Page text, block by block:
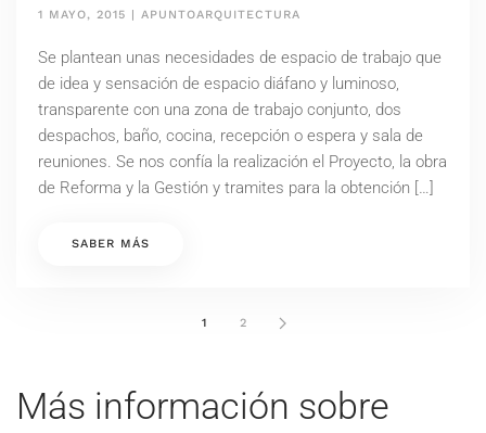
1 MAYO, 2015 | APUNTOARQUITECTURA
Se plantean unas necesidades de espacio de trabajo que
de idea y sensación de espacio diáfano y luminoso,
transparente con una zona de trabajo conjunto, dos
despachos, baño, cocina, recepción o espera y sala de
reuniones. Se nos confía la realización el Proyecto, la obra
de Reforma y la Gestión y tramites para la obtención […]
SABER MÁS
1 2
Más información sobre